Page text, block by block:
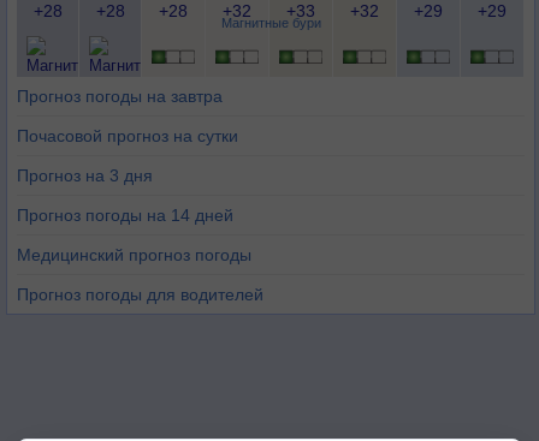
Магнитные бури
+28 +28 +28 +32 +33 +32 +29 +29
Прогноз погоды на завтра
Почасовой прогноз на сутки
Прогноз на 3 дня
Прогноз погоды на 14 дней
Медицинский прогноз погоды
Прогноз погоды для водителей